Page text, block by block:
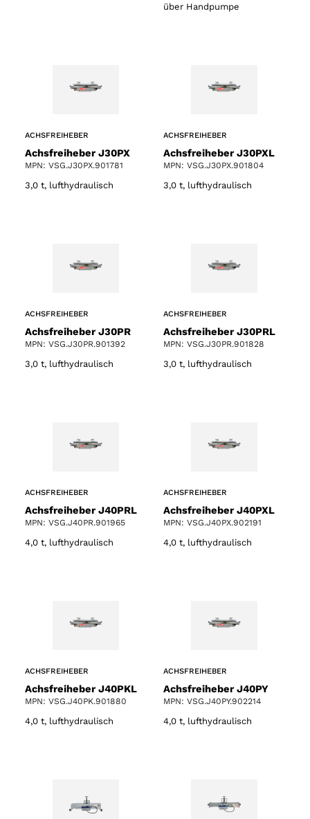
über Handpumpe
ACHSFREIHEBER
Achsfreiheber J30PX
MPN: VSG.J30PX.901781
3,0 t, lufthydraulisch
ACHSFREIHEBER
Achsfreiheber J30PXL
MPN: VSG.J30PX.901804
3,0 t, lufthydraulisch
ACHSFREIHEBER
Achsfreiheber J30PR
MPN: VSG.J30PR.901392
3,0 t, lufthydraulisch
ACHSFREIHEBER
Achsfreiheber J30PRL
MPN: VSG.J30PR.901828
3,0 t, lufthydraulisch
ACHSFREIHEBER
Achsfreiheber J40PRL
MPN: VSG.J40PR.901965
4,0 t, lufthydraulisch
ACHSFREIHEBER
Achsfreiheber J40PXL
MPN: VSG.J40PX.902191
4,0 t, lufthydraulisch
ACHSFREIHEBER
Achsfreiheber J40PKL
MPN: VSG.J40PK.901880
4,0 t, lufthydraulisch
ACHSFREIHEBER
Achsfreiheber J40PY
MPN: VSG.J40PY.902214
4,0 t, lufthydraulisch